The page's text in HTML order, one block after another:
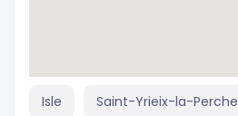
Isle Saint-Yrieix-la-Perche